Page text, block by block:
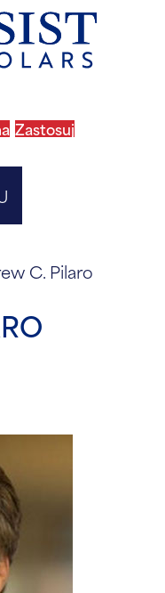
rodzica
Zastosuj
C. Pilaro